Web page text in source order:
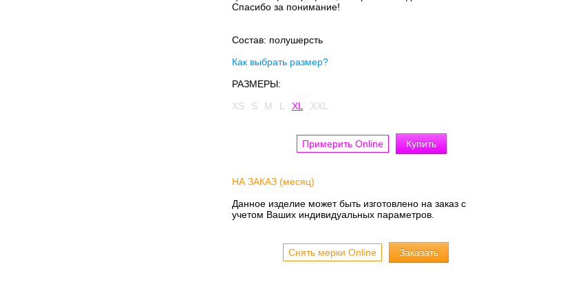
Спасибо за понимание!
Состав: полушерсть
Как выбрать размер?
РАЗМЕРЫ:
XS
S M L XL XXL
Примерить Online
НА ЗАКАЗ (месяц)
Данное изделие может быть изготовлено на заказ с
учетом Ваших индивидуальных параметров.
Снять мерки Online